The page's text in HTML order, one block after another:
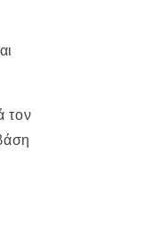
τον